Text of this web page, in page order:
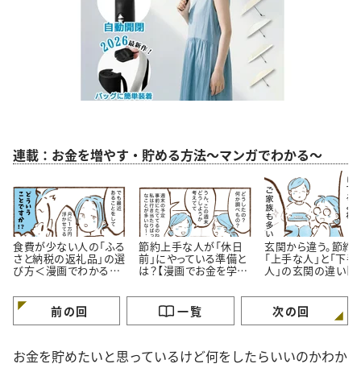
連載：お金を増やす・貯める方法～マンガでわかる～
食費が少ない人の「ふる
さと納税の返礼品」の選
び方＜漫画でわかるお
節約上手な人が「休日
前」にやっている準備と
は？【漫画でお金を学
玄関から違う。節約
「上手な人」と「下
人」の玄関の違い【
前の回 一覧 次の回
お金を貯めたいと思っているけど何をしたらいいのかわか